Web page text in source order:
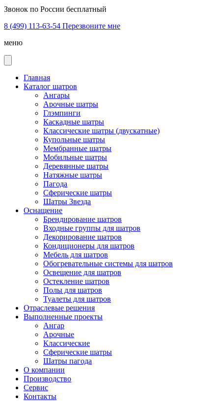
Звонок по России бесплатный
8 (499) 113-63-54 Перезвоните мне
меню
Главная
Каталог шатров
Ангары
Арочные шатры
Глэмпинги
Каскадные шатры
Классические шатры (двускатные)
Купольные шатры
Мембранные шатры
Мобильные шатры
Деревянные шатры
Натяжные шатры
Пагода
Сферические шатры
Шатры Звезда
Оснащение
Брендирование шатров
Входные группы для шатров
Декорирование шатров
Кондиционеры для шатров
Мебель для шатров
Обогревательные системы для шатров
Освещение для шатров
Остекление шатров
Полы для шатров
Туалеты для шатров
Отраслевые решения
Выполненные проекты
Ангар
Арочные
Классические
Сферические шатры
Шатры пагода
О компании
Производство
Сервис
Контакты